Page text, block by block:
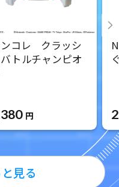
コレ クラッシ
トルチャンピオ
円
見る